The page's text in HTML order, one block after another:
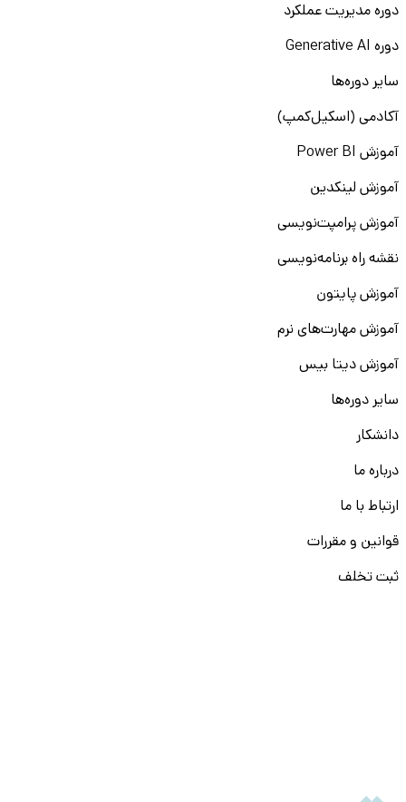
دوره مدیریت عملکرد
دوره Generative AI
سایر دوره‌ها
آکادمی (اسکیل‌کمپ)
آموزش Power BI
آموزش لینکدین
آموزش پرامپت‌نویسی
نقشه راه برنامه‌نویسی
آموزش پایتون
آموزش مهارت‌های نرم
آموزش دیتا بیس
سایر دوره‌ها
دانشکار
درباره ما
ارتباط با ما
قوانین و مقررات
ثبت تخلف